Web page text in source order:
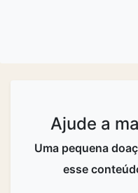
Ajude a
Uma pequena
esse